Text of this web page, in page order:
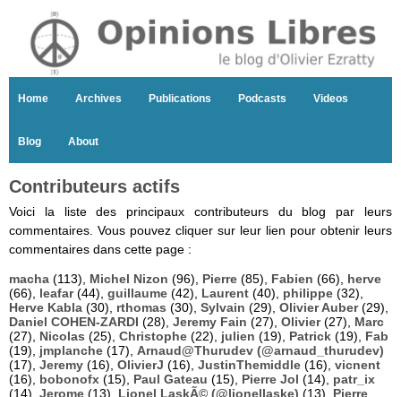
Home Archives Publications Podcasts Videos
Blog About
Contributeurs actifs
Voici la liste des principaux contributeurs du blog par leurs
commentaires. Vous pouvez cliquer sur leur lien pour obtenir leurs
commentaires dans cette page :
macha (113), Michel Nizon (96), Pierre (85), Fabien (66), herve
(66), leafar(44), guillaume (42), Laurent (40), philippe (32),
Herve Kabla (30), rthomas (30), Sylvain (29), Olivier Auber(29),
Daniel COHEN-ZARDI (28), Jeremy Fain (27), Olivier(27), Marc
(27), Nicolas (25), Christophe (22), julien (19), Patrick (19), Fab
(19), jmplanche (17), Arnaud@Thurudev (@arnaud_thurudev)
(17), Jeremy (16), OlivierJ (16), JustinThemiddle (16), vicnent
(16), bobonofx (15), Paul Gateau (15), Pierre Jol (14), patr_ix
(14), Jerome (13), Lionel LaskÃ© (@lionellaske) (13), Pierre